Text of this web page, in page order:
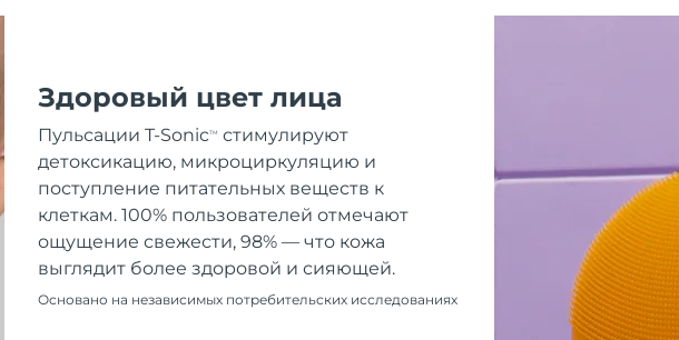
Здоровый цвет лица
Пульсации T-SonicTM
стимулируют
детоксикацию, микроциркуляцию и
поступление питательных веществ к
клеткам. 100% пользователей отмечают
ощущение свежести, 98% — что кожа
выглядит более здоровой и сияющей.
Основано на независимых потребительских исследованиях